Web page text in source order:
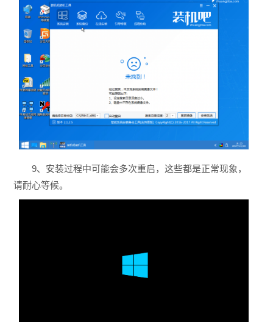
9、安装过程中可能会多次重启，这些都是正常现象，
请耐心等候。